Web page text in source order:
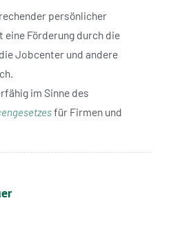
persönlicher
eine Förderung durch die
Jobcenter und andere
im Sinne des
für Firmen und